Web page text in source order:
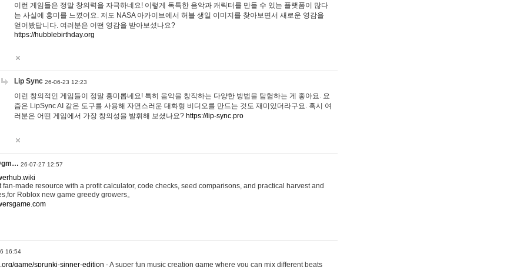
이런 게임들은 정말 창의력을 자극하네요! 이렇게 독특한 음악과 캐릭터를 만들 수 있는 플랫폼이 많다
는 사실에 흥미를 느꼈어요. 저도 NASA 아카이브에서 허블 생일 이미지를 찾아보면서 새로운 영감을
얻어봤답니다. 여러분은 어떤 영감을 받아보셨나요?
https://hubblebirthday.org
Lip Sync 26-06-23 12:23
이런 창의적인 게임들이 정말 흥미롭네요! 특히 음악을 창작하는 다양한 방법을 탐험하는 게 좋아요. 요
즘은 LipSync AI 같은 도구를 사용해 자연스러운 대화형 비디오를 만드는 것도 재미있더라구요. 혹시 여
러분은 어떤 게임에서 가장 창의성을 발휘해 보셨나요? https://lip-sync.pro
26-07-27 12:57
made resource with a profit calculator, code checks, seed comparisons, and practical harvest and
Roblox new game greedy growers。
16:54
game/sprunki-sinner-edition - A super fun music creation game where you can mix different beats